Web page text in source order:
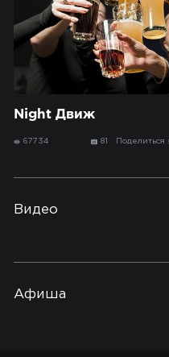
Night Движ
67734 81 Поделиться
Видео
Афиша